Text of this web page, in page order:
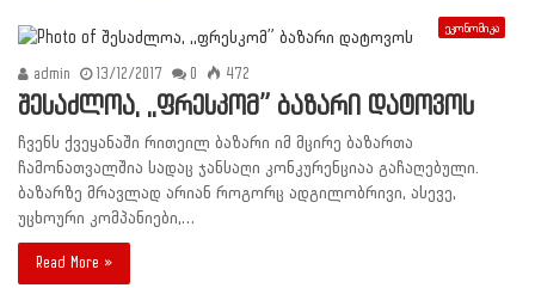
ეკონომიკა
admin 13/12/2017 0 472
შესაძლოა, ,,ფრესკომ” ბაზარი დატოვოს
ჩვენს ქვეყანაში რითეილ ბაზარი იმ მცირე ბაზართა
ჩამონათვალშია სადაც ჯანსაღი კონკურენციაა გაჩაღებული.
ბაზარზე მრავლად არიან როგორც ადგილობრივი, ასევე,
უცხოური კომპანიები,…
Read More »